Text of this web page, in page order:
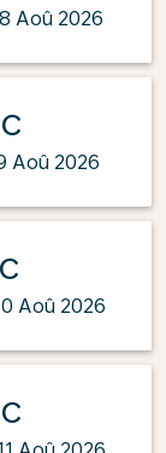
Aoû 2026
Aoû 2026
Aoû 2026